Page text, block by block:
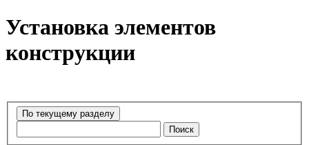
Установка элементов
конструкции
Поиск